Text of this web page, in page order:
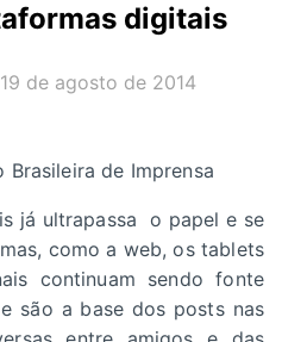
digitais
DATA:
19 de agosto de 2014
Brasileira de Imprensa
já ultrapassa o papel e se
como a web, os tablets
continuam sendo fonte
são a base dos posts nas